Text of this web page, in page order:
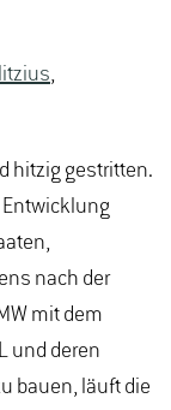
,
hitzig gestritten.
nach der
mit dem
und deren
bauen, läuft die